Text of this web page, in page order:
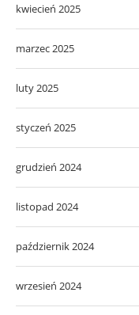
kwiecień 2025
marzec 2025
luty 2025
styczeń 2025
grudzień 2024
listopad 2024
październik 2024
wrzesień 2024